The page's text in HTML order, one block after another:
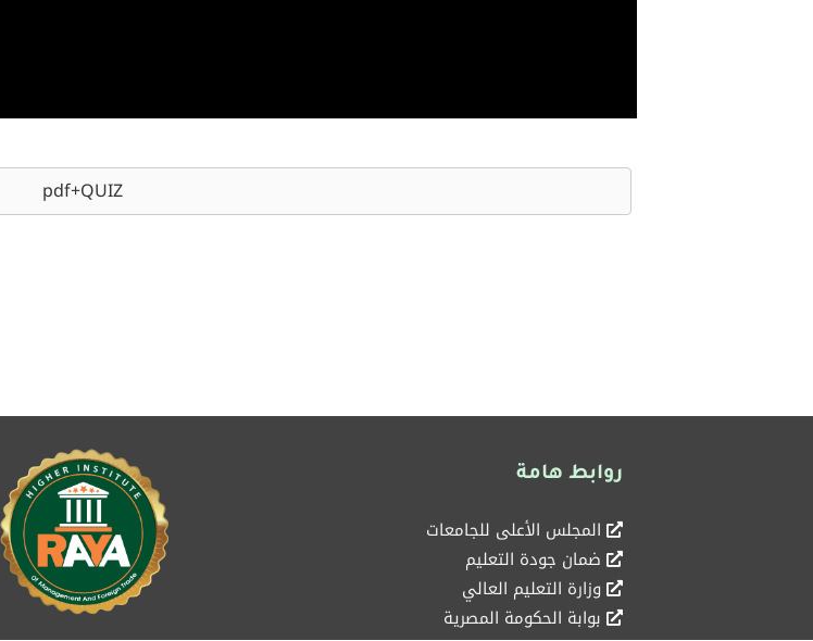
pdf+QUIZ
روابط هامة
المجلس الأعلى للجامعات
ضمان جودة التعليم
وزارة التعليم العالي
بوابة الحكومة المصرية